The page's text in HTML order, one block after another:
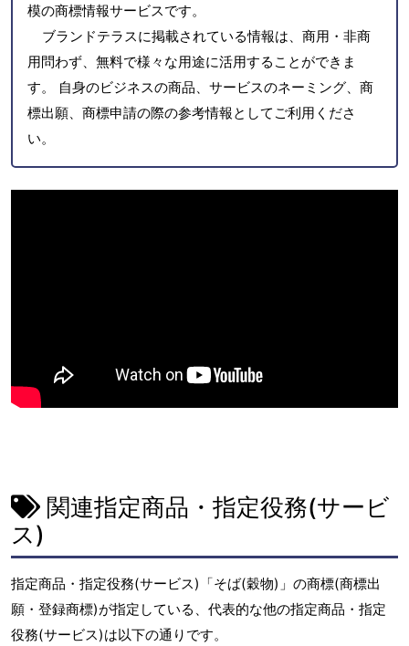
模の商標情報サービスです。
ブランドテラスに掲載されている情報は、商用・非商
用問わず、無料で様々な用途に活用することができま
す。 自身のビジネスの商品、サービスのネーミング、商
標出願、商標申請の際の参考情報としてご利用くださ
い。
関連指定商品・指定役務(サービ
ス)
指定商品・指定役務(サービス)「そば(穀物)」の商標(商標出
願・登録商標)が指定している、代表的な他の指定商品・指定
役務(サービス)は以下の通りです。